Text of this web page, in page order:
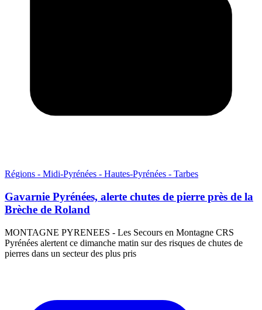
Régions - Midi-Pyrénées - Hautes-Pyrénées - Tarbes
Gavarnie Pyrénées, alerte chutes de pierre près de la
Brèche de Roland
MONTAGNE PYRENEES - Les Secours en Montagne CRS
Pyrénées alertent ce dimanche matin sur des risques de chutes de
pierres dans un secteur des plus pris